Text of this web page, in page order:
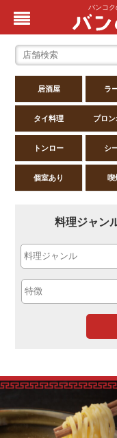
バンコ
居酒屋 ラ
タイ料理 プロ
トンロー シ
個室あり 喫
料理ジャン